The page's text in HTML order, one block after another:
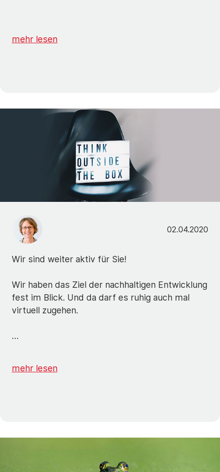
mehr lesen
02.04.2020
Wir sind weiter aktiv für Sie!
Wir haben das Ziel der nachhaltigen Entwicklung
fest im Blick. Und da darf es ruhig auch mal
virtuell zugehen.
…
mehr lesen